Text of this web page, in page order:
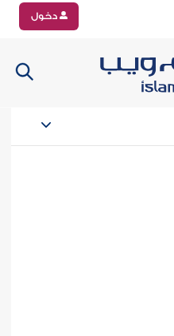
دخول